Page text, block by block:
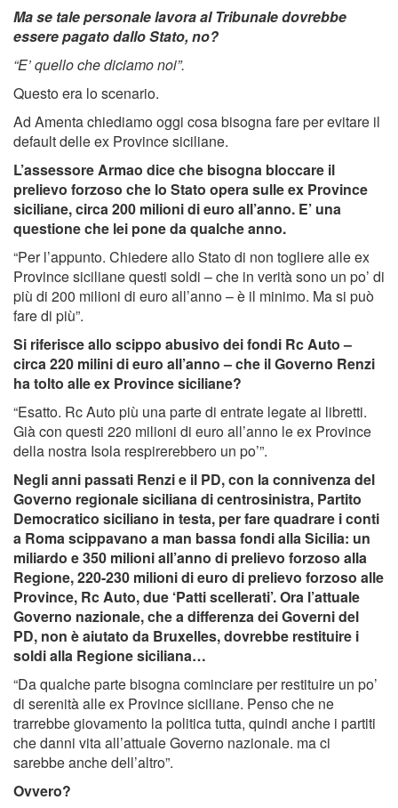
Ma se tale personale lavora al Tribunale dovrebbe
essere pagato dallo Stato, no?
“E’ quello che diciamo noi”.
Questo era lo scenario.
Ad Amenta chiediamo oggi cosa bisogna fare per evitare il
default delle ex Province siciliane.
L’assessore Armao dice che bisogna bloccare il
prelievo forzoso che lo Stato opera sulle ex Province
siciliane, circa 200 milioni di euro all’anno. E’ una
questione che lei pone da qualche anno.
“Per l’appunto. Chiedere allo Stato di non togliere alle ex
Province siciliane questi soldi – che in verità sono un po’ di
più di 200 milioni di euro all’anno – è il minimo. Ma si può
fare di più”.
Si riferisce allo scippo abusivo dei fondi Rc Auto –
circa 220 milini di euro all’anno – che il Governo Renzi
ha tolto alle ex Province siciliane?
“Esatto. Rc Auto più una parte di entrate legate ai libretti.
Già con questi 220 milioni di euro all’anno le ex Province
della nostra Isola respirerebbero un po’”.
Negli anni passati Renzi e il PD, con la connivenza del
Governo regionale siciliana di centrosinistra, Partito
Democratico siciliano in testa, per fare quadrare i conti
a Roma scippavano a man bassa fondi alla Sicilia: un
miliardo e 350 milioni all’anno di prelievo forzoso alla
Regione, 220-230 milioni di euro di prelievo forzoso alle
Province, Rc Auto, due ‘Patti scellerati’. Ora l’attuale
Governo nazionale, che a differenza dei Governi del
PD, non è aiutato da Bruxelles, dovrebbe restituire i
soldi alla Regione siciliana…
“Da qualche parte bisogna cominciare per restituire un po’
di serenità alle ex Province siciliane. Penso che ne
trarrebbe giovamento la politica tutta, quindi anche i partiti
che danni vita all’attuale Governo nazionale. ma ci
sarebbe anche dell’altro”.
Ovvero?